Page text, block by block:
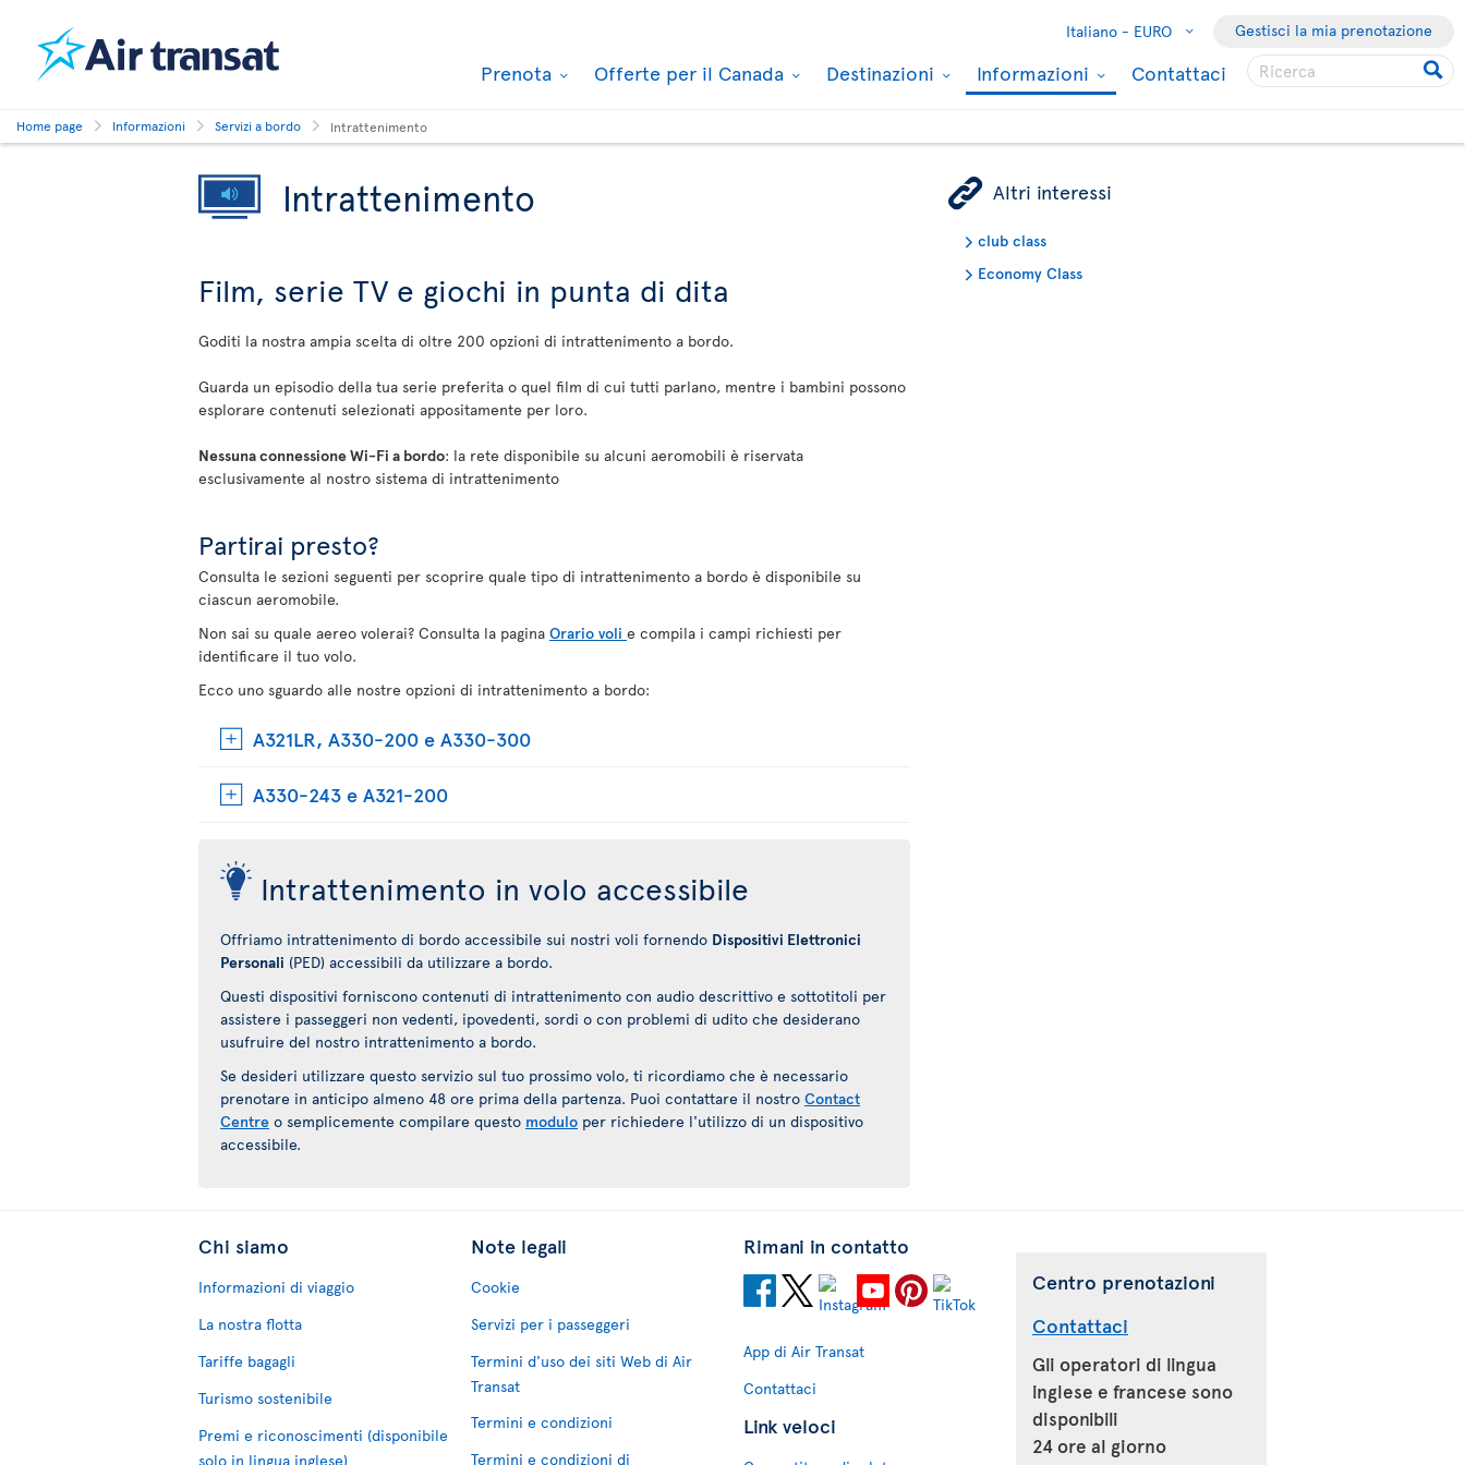
Italiano - EURO Gestisci la mia prenotazione
Prenota Offerte per il Canada Destinazioni Informazioni Contattaci
Home page Informazioni Servizi a bordo Intrattenimento
Intrattenimento
Film, serie TV e giochi in punta di dita
Goditi la nostra ampia scelta di oltre 200 opzioni di intrattenimento a bordo.
Guarda un episodio della tua serie preferita o quel film di cui tutti parlano, mentre i bambini possono
esplorare contenuti selezionati appositamente per loro.
Nessuna connessione Wi-Fi a bordo: la rete disponibile su alcuni aeromobili è riservata
esclusivamente al nostro sistema di intrattenimento
Partirai presto?
Consulta le sezioni seguenti per scoprire quale tipo di intrattenimento a bordo è disponibile su
ciascun aeromobile.
Non sai su quale aereo volerai? Consulta la pagina Orario voli e compila i campi richiesti per
identificare il tuo volo.
Ecco uno sguardo alle nostre opzioni di intrattenimento a bordo:
A321LR, A330-200 e A330-300
A330-243 e A321-200
Intrattenimento in volo accessibile
Offriamo intrattenimento di bordo accessibile sui nostri voli fornendo Dispositivi Elettronici
Personali (PED) accessibili da utilizzare a bordo.
Questi dispositivi forniscono contenuti di intrattenimento con audio descrittivo e sottotitoli per
assistere i passeggeri non vedenti, ipovedenti, sordi o con problemi di udito che desiderano
usufruire del nostro intrattenimento a bordo.
Se desideri utilizzare questo servizio sul tuo prossimo volo, ti ricordiamo che è necessario
prenotare in anticipo almeno 48 ore prima della partenza. Puoi contattare il nostro Contact
Centre o semplicemente compilare questo modulo per richiedere l'utilizzo di un dispositivo
accessibile.
ÿ Altri interessi
club class
Economy Class
Chi siamo
Informazioni di viaggio
La nostra flotta
Tariffe bagagli
Turismo sostenibile
Premi e riconoscimenti (disponibile
solo in lingua inglese)
Note legali
Cookie
Servizi per i passeggeri
Termini d'uso dei siti Web di Air
Transat
Termini e condizioni
Termini e condizioni di
Rimani in contatto
App di Air Transat
Contattaci
Link veloci
Centro prenotazioni
Contattaci
Gli operatori di lingua
inglese e francese sono
disponibili
24 ore al giorno